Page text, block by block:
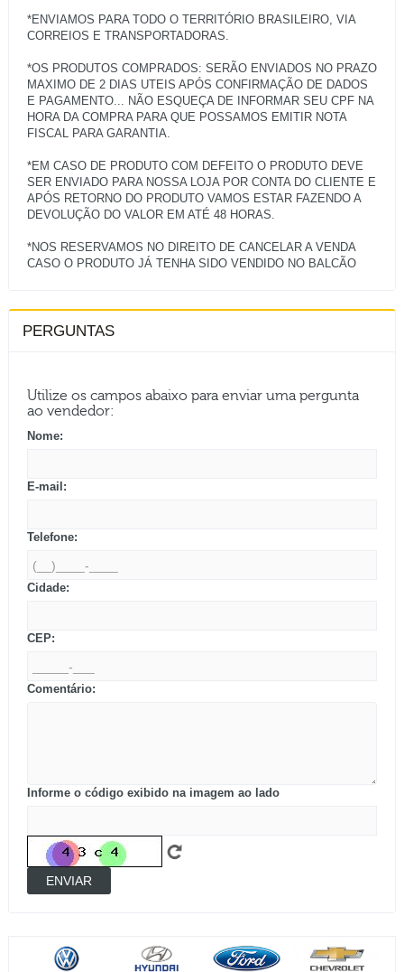
*ENVIAMOS PARA TODO O TERRITÓRIO BRASILEIRO, VIA
CORREIOS E TRANSPORTADORAS.
*OS PRODUTOS COMPRADOS: SERÃO ENVIADOS NO PRAZO
MAXIMO DE 2 DIAS UTEIS APÓS CONFIRMAÇÃO DE DADOS
E PAGAMENTO... NÃO ESQUEÇA DE INFORMAR SEU CPF NA
HORA DA COMPRA PARA QUE POSSAMOS EMITIR NOTA
FISCAL PARA GARANTIA.
*EM CASO DE PRODUTO COM DEFEITO O PRODUTO DEVE
SER ENVIADO PARA NOSSA LOJA POR CONTA DO CLIENTE E
APÓS RETORNO DO PRODUTO VAMOS ESTAR FAZENDO A
DEVOLUÇÃO DO VALOR EM ATÉ 48 HORAS.
*NOS RESERVAMOS NO DIREITO DE CANCELAR A VENDA
PERGUNTAS
Utilize os campos abaixo para enviar uma pergunta
ao vendedor:
Nome:
E-mail:
Telefone:
Cidade:
CEP:
Comentário:
Informe o código exibido na imagem ao lado
ENVIAR